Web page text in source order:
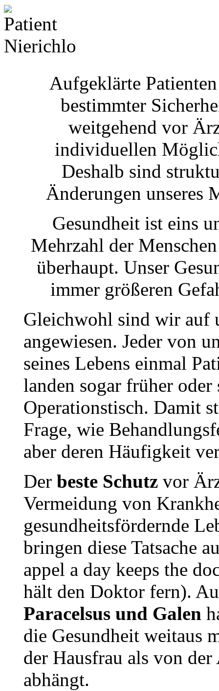
Aufgeklärte
bestimmter
weitgehend vor
individuellen
Deshalb sind
Änderungen unseres
Gesundheit ist eins
Mehrzahl der
überhaupt. Unser
immer größeren
Gleichwohl sind wir auf
angewiesen. Jeder von
seines Lebens einmal
landen sogar früher oder
Operationstisch. Damit
Frage, wie
aber deren Häufigkeit
Der beste Schutz vor
Vermeidung von
gesundheitsfördernde
bringen diese Tatsache
appel a day keeps the
hält den Doktor fern).
Paracelsus und Galen
die Gesundheit weitaus
der Hausfrau als von
abhängt.